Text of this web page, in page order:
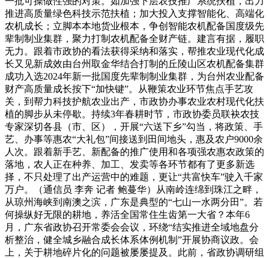
推进高质量绿色科技示范扶植；加大投入支撑智能化、高端化
农机成长；立脚本本地货业根本，争创智能农机配备国度级先
辈制制业集群，聚力打制农机配备全财产链。建言有据，履职
无力。跟着市政协的看法获得采纳和落实，帮推农业现代化成
长又见新成效由台州取金华结合打制的丘陵山区农机配备集群
成功入选2024年新一批国度先辈制制业集群，为台州农业配备
财产高质量成长按下“加快键”。从鞭策农业环节焦点手艺攻
关，到帮力科技护航农业出产，市政协办事农业农村现代化扶
植的脚步从未停歇。持续3年春耕时节，市政协委员联袂农技
专家深切各县（市、区），开展“六送下乡”勾当，将政策、手
艺、办事等惠农“大礼包”间接送到田间地头，惠及农户9000余
人次。跟着新手艺、新配备的推广使用和各项强农惠农政策的
落地，农人正在种养、加工、发卖等各环节都有了更多新选
择，不只处理了出产运营中的难题，更让“共富快车”驶入千家
万户。（通信员 李奔 记者 鲍蔓华）从南岭连绵到珠江之畔，
从琼州海峡到南澳之滨，广东是典型的“七山一水两分田”。若
何操纵好无限的耕地，养活全国常住生齿第一大省？本年6
月，广东省政协召开常委会会议，环绕“结实推进全域地盘分
析整治，健全城乡融合成长体系体例机制”开展协商议政。会
上，关于耕地碎片化的问题被屡屡提及。此前，省政协调研组